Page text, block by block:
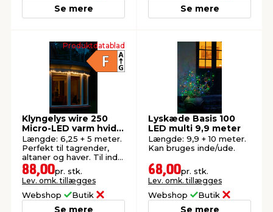
Se mere Se mere
Produktdatablad
Klyngelys wire 250
Micro-LED varm hvid
6,25 meter
Længde: 6,25 + 5 meter.
Perfekt til tagrender,
altaner og haver. Til inde
og ude.
88,00pr. stk.
Lev. omk. tillægges
Webshop Butik
Se mere
Lyskæde Basis 100
LED multi 9,9 meter
Længde: 9,9 + 10 meter.
Kan bruges inde/ude.
68,00pr. stk.
Lev. omk. tillægges
Webshop Butik
Se mere